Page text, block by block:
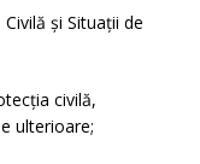
și Situații de
civilă,
ulterioare;